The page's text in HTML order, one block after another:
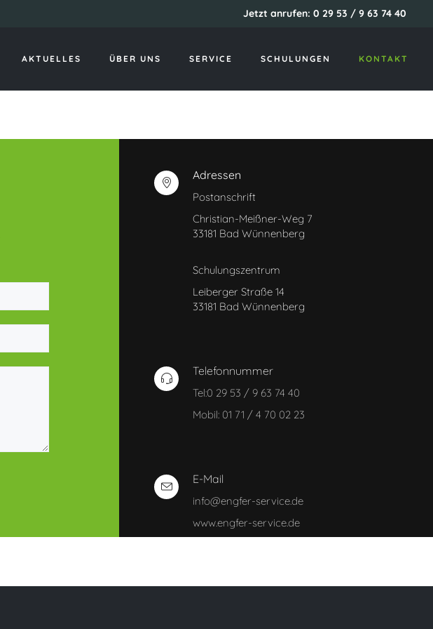
Jetzt anrufen: 0 29 53 / 9 63 74 40
AKTUELLES ÜBER UNS SERVICE SCHULUNGEN KONTAKT
Adressen
Postanschrift
Christian-Meißner-Weg 7
33181 Bad Wünnenberg
Schulungszentrum
Leiberger Straße 14
33181 Bad Wünnenberg
Telefonnummer
Tel:0 29 53 / 9 63 74 40
Mobil: 01 71 / 4 70 02 23
E-Mail
info@engfer-service.de
www.engfer-service.de